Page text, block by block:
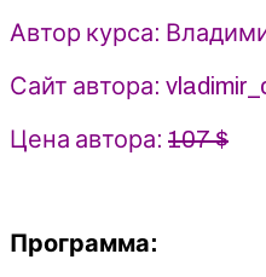
Journey
Владимир
Автор курса:
Сайт автора:
Цена автора: 107 $
Программа: